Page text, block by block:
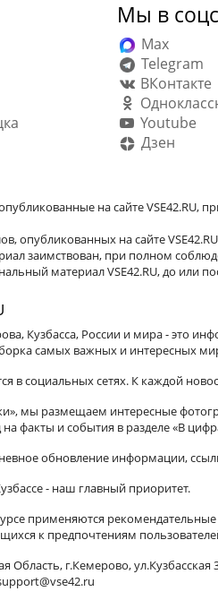
Мы в
Max
Telegram
ВКонтакте
Youtube
Дзен
на сайте VSE42.RU,
опубликованных на сайте
заимствован, при полном
материал VSE42.RU, до или
Кузбасса, России и мира - это
самых важных и интересных
в социальных сетях. К каждой
мы размещаем интересные
факты и события в разделе «В
обновление информации,
- наш главный приоритет.
применяются
к предпочтениям
Область, г.Кемерово, ул.Кузбасская